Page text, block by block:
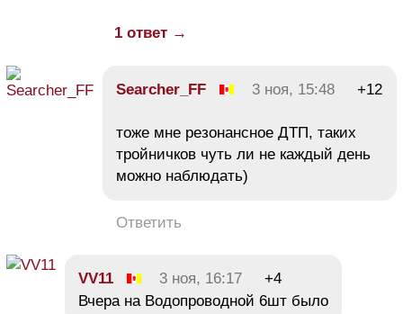
1 ответ →
Searcher_FF 3 ноя, 15:48 +12
тоже мне резонансное ДТП, таких
тройничков чуть ли не каждый день
можно наблюдать)
Ответить
VV11 3 ноя, 16:17
+4
Вчера на Водопроводной 6шт было